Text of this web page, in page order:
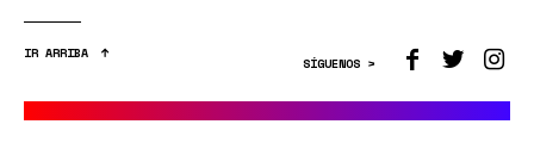
IR ARRIBA
SÍGUENOS >